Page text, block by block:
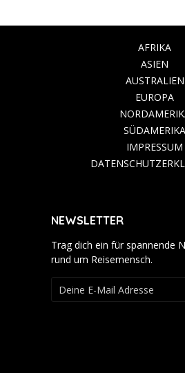
AFRIKA
ASIEN
AUSTRALIEN
EUROPA
SÜDAMERIKA
IMPRESSUM
NEWSLETTER
Trag dich ein für spannende
rund um Reisemensch.